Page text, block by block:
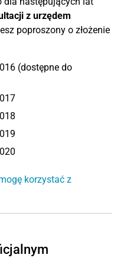
z urzędem
poproszony o złożenie
(dostępne do
korzystać z